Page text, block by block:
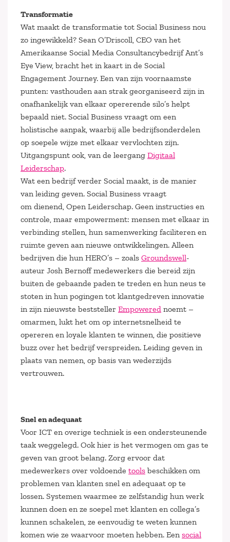
Transformatie
Wat maakt de transformatie tot Social Business nou
zo ingewikkeld? Sean O’Driscoll, CEO van het
Amerikaanse Social Media Consultancybedrijf Ant’s
Eye View, bracht het in kaart in de Social
Engagement Journey. Een van zijn voornaamste
punten: vasthouden aan strak georganiseerd zijn in
onafhankelijk van elkaar opererende silo’s helpt
bepaald niet. Social Business vraagt om een
holistische aanpak, waarbij alle bedrijfsonderdelen
op soepele wijze met elkaar vervlochten zijn.
Uitgangspunt ook, van de leergang Digitaal
Leiderschap.
Wat een bedrijf verder Social maakt, is de manier
van leiding geven. Social Business vraagt
om dienend, Open Leiderschap. Geen instructies en
controle, maar empowerment: mensen met elkaar in
verbinding stellen, hun samenwerking faciliteren en
ruimte geven aan nieuwe ontwikkelingen. Alleen
bedrijven die hun HERO’s – zoals Groundswell-
auteur Josh Bernoff medewerkers die bereid zijn
buiten de gebaande paden te treden en hun neus te
stoten in hun pogingen tot klantgedreven innovatie
in zijn nieuwste beststeller Empowered noemt –
omarmen, lukt het om op internetsnelheid te
opereren en loyale klanten te winnen, die positieve
buzz over het bedrijf verspreiden. Leiding geven in
plaats van nemen, op basis van wederzijds
vertrouwen.
Snel en adequaat
Voor ICT en overige techniek is een ondersteunende
taak weggelegd. Ook hier is het vermogen om gas te
geven van groot belang. Zorg ervoor dat
medewerkers over voldoende tools beschikken om
problemen van klanten snel en adequaat op te
lossen. Systemen waarmee ze zelfstandig hun werk
kunnen doen en ze soepel met klanten en collega’s
kunnen schakelen, ze eenvoudig te weten kunnen
komen wie ze waarvoor moeten hebben. Een social